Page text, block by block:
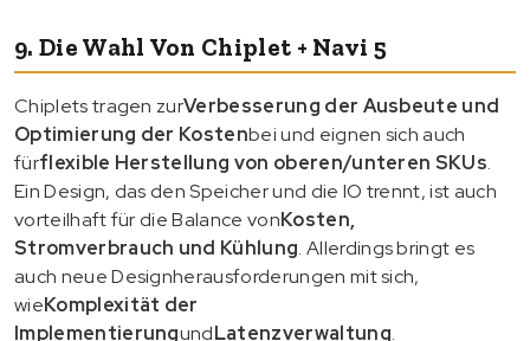
9. Die Wahl Von Chiplet + Navi 5
Chiplets tragen zurVerbesserung der Ausbeute und
Optimierung der Kostenbei und eignen sich auch
fürflexible Herstellung von oberen/unteren SKUs.
Ein Design, das den Speicher und die IO trennt, ist auch
vorteilhaft für die Balance vonKosten,
Stromverbrauch und Kühlung. Allerdings bringt es
auch neue Designherausforderungen mit sich,
wieKomplexität der
ImplementierungundLatenzverwaltung.